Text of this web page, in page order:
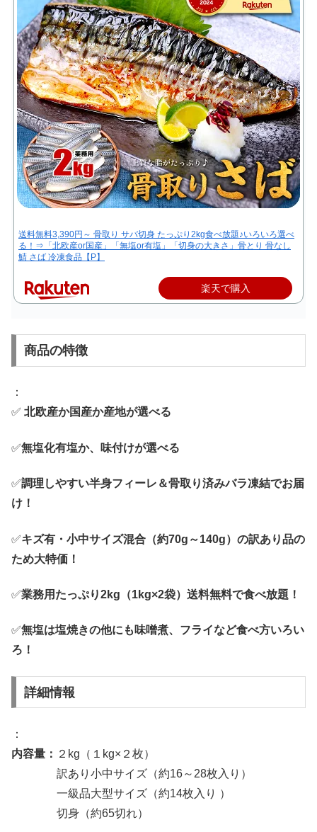
送料無料3,390円～ 骨取り サバ切身 たっぷり2kg食べ放題♪いろいろ選べ
る！⇒「北欧産or国産」「無塩or有塩」「切身の大きさ」骨とり 骨なし
鯖 さば 冷凍食品【P】
楽天で購入
商品の特徴
：
✅ 北欧産か国産か産地が選べる
✅無塩化有塩か、味付けが選べる
✅調理しやすい半身フィーレ＆骨取り済みバラ凍結でお届
け！
✅キズ有・小中サイズ混合（約70g～140g）の訳あり品の
ため大特価！
✅業務用たっぷり2kg（1kg×2袋）送料無料で食べ放題！
✅無塩は塩焼きの他にも味噌煮、フライなど食べ方いろい
ろ！
詳細情報
：
内容量： ２kg（１kg×２枚）
訳あり小中サイズ（約16～28枚入り）
一級品大型サイズ（約14枚入り ）
切身（約65切れ）